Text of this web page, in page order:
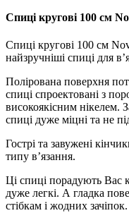
Спиці кругові 100 см
Спиці кругові 100 см
найзручніші спиці для
Полірована поверхня
спиці спроектовані з
високоякісним нікелем.
спиці дуже міцні та не
Гострі та завужені
типу в’язання.
Ці спиці порадують Вас
дуже легкі. А гладка
стібкам і жодних зачіпок.